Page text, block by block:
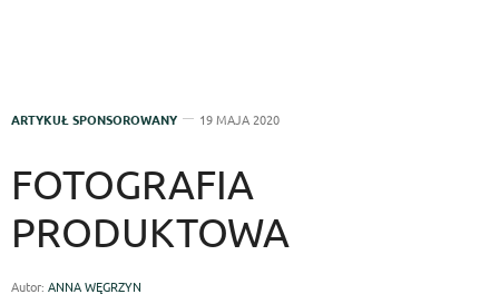
ARTYKUŁ SPONSOROWANY 19 MAJA 2020
FOTOGRAFIA
PRODUKTOWA
Autor: ANNA WĘGRZYN